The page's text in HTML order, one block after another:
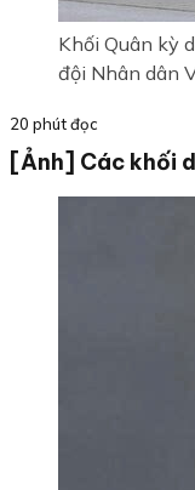
Khối Quân kỳ
đội Nhân dân
20 phút đọc
[Ảnh] Các khối